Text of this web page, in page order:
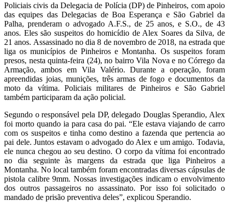
Policiais civis da Delegacia de Polícia (DP) de Pinheiros, com apoio
das equipes das Delegacias de Boa Esperança e São Gabriel da
Palha, prenderam o advogado A.F.S., de 25 anos, e S.O., de 43
anos. Eles são suspeitos do homicídio de Alex Soares da Silva, de
21 anos. Assassinado no dia 8 de novembro de 2018, na estrada que
liga os municípios de Pinheiros e Montanha. Os suspeitos foram
presos, nesta quinta-feira (24), no bairro Vila Nova e no Córrego da
Armação, ambos em Vila Valério. Durante a operação, foram
apreendidas joias, munições, três armas de fogo e documentos da
moto da vítima. Policiais militares de Pinheiros e São Gabriel
também participaram da ação policial.
Segundo o responsável pela DP, delegado Douglas Sperandio, Alex
foi morto quando ia para casa do pai. “Ele estava viajando de carro
com os suspeitos e tinha como destino a fazenda que pertencia ao
pai dele. Juntos estavam o advogado do Alex e um amigo. Todavia,
ele nunca chegou ao seu destino. O corpo da vítima foi encontrado
no dia seguinte às margens da estrada que liga Pinheiros a
Montanha. No local também foram encontradas diversas cápsulas de
pistola calibre 9mm. Nossas investigações indicam o envolvimento
dos outros passageiros no assassinato. Por isso foi solicitado o
mandado de prisão preventiva deles”, explicou Sperandio.